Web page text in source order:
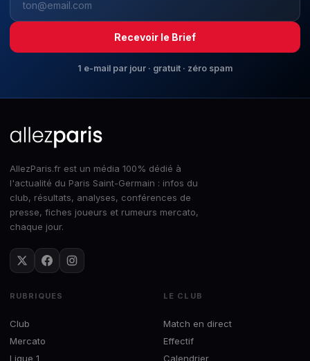
Recevoir le Brief
1 e-mail par jour · gratuit · zéro spam
AllezParis.fr est un média 100% dédié à
l'actualité du Paris Saint-Germain : infos du
club, résultats, analyses, conférences de
presse, fiches joueurs et rumeurs mercato,
chaque jour.
RUBRIQUES
Club
Mercato
Ligue 1
LE CLUB
Match en direct
Effectif
Calendrier